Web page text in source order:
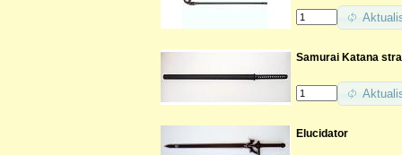
Samurai Katana
Elucidator